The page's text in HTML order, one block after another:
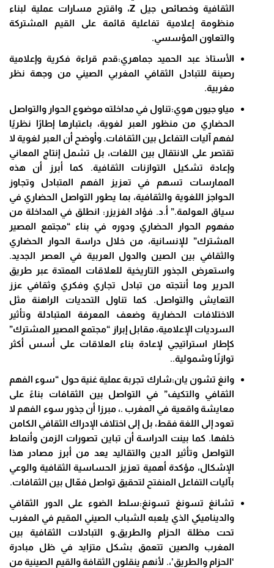
الثقافية وخصائص جيل Z، واقترح مسارات عملية لبناء
منظومة إعلامية تفاعلية قائمة على القيم المشتركة
والتعاون المؤسسي.
الأستاذ عبد الحميد جماهري:قدم قراءة فكرية وإعلامية
رصينة للتبادل الثقافي المغربي الصيني من وجهة نظر
مغربية.
مياو جيون هوي:تناول في مداخلته موضوع الحوار والتواصل
الحضاري من منظور العبر لغوية، باعتبارها إطارًا نظريًا
لفهم آليات التفاعل بين الثقافات. وأوضح أن العبر لغوية لا
تقتصر على الانتقال بين اللغات، بل تشمل إنتاج المعاني
وإعادة تشكيل التوازنات الثقافية. كما أبرز أن هذه
الممارسات تسهم في تعزيز الفهم المتبادل وتجاوز
الحواجز اللغوية والثقافية، بما يطور التواصل الحضاري في
سياق العولمة.” أ.د. فؤاد الغزيزر: انطلق في المداخلة من
مفهوم الحوار الحضاري ودوره في بناء “مجتمع المصير
المشترك” للإنسانية، من خلال دراسة الحوار الحضاري
والثقافي بين الصين والدول العربية في العصر الجديد.
واستعرض الجذور التاريخية للعلاقات الممتدة عبر طريق
الحرير وما أنتجته من تبادل تجاري وفكري وثقافي عزز
التعايش والتواصل. كما تناول التحديات الراهنة مثل
الاختلافات الحضارية وضعف المعرفة المتبادلة وتأثير
السرديات الإعلامية، مقابل إبراز “مجتمع المصير المشترك”
كإطار استراتيجي لإعادة بناء العلاقات على أسس أكثر
توازنًا وشمولية..
وانغ تشون يان:شارك تجربة عملية غنية حول “سوء الفهم
الثقافي والتكيف” في التواصل بين الثقافات بناءً على
معايشة واقعية في المغرب .، مبرزا أن جذور سوء الفهم لا
تعود إلى اللغة فقط، بل إلى اختلاف الإدراك الثقافي الكامن
خلفها. كما بينت الدراسة أن تباين تصورات الزمن وأنماط
التواصل وتأثير الدين والتقاليد يعد من أبرز مصادر هذا
الإشكال، مؤكدة أهمية تعزيز الحساسية الثقافية والوعي
بآليات التفاعل المنفتح لتحقيق تواصل فعّال بين الثقافات.
تشانغ تسونغ تسونغ:سلط الضوء على الدور الثقافي
والديناميكي الذي يلعبه الشباب الصيني المقيم في المغرب
تحت مظلة الحزام والطريق.و التبادلات الثقافية بين
المغرب والصين تتعمق بشكل متزايد في ظل مبادرة
‘الحزام والطريق’،. لأنهم ينقلون الثقافة والقيم الصينية من